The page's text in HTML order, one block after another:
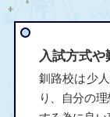
入試方式や
釧路校は少
り、自分の